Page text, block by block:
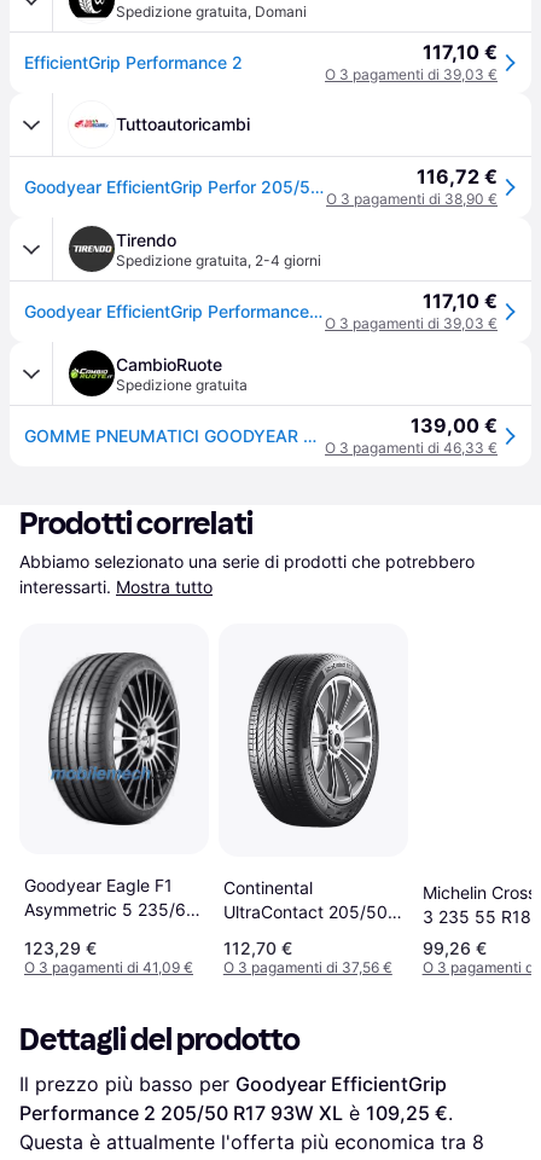
Spedizione gratuita, Domani
EfficientGrip Performance 2 117,10 €
O 3 pagamenti di 39,03 €
Tuttoautoricambi
Goodyear EfficientGrip Perfor 205/50 R17 93W auto Pneumatici estivi Pneumatici 542432 116,72 €
O 3 pagamenti di 38,90 €
Tirendo
Spedizione gratuita, 2-4 giorni
Goodyear EfficientGrip Performance 2 ( 205/50 R17 93W XL EVR ) 117,10 €
O 3 pagamenti di 39,03 €
CambioRuote
Spedizione gratuita
GOMME PNEUMATICI GOODYEAR 205/50 R17 93W EFFICIENTGRIP PERFORMANCE 2 XL 139,00 €
O 3 pagamenti di 46,33 €
Prodotti correlati
Abbiamo selezionato una serie di prodotti che potrebbero
interessarti. Mostra tutto
Goodyear Eagle F1
Asymmetric 5 235/60
123,29 €
O 3 pagamenti di 41,09 €
Continental
UltraContact 205/50
R17 93W XL
112,70 €
O 3 pagamenti di 37,56 €
Michelin
3 235 55 R18
Auto
99,26 €
O 3 pagamenti
Dettagli del prodotto
Il prezzo più basso per Goodyear EfficientGrip
Performance 2 205/50 R17 93W XL è 109,25 €.
Questa è attualmente l'offerta più economica tra 8